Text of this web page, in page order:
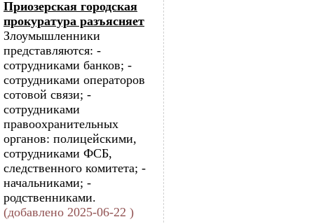
Приозерская городская
прокуратура разъясняет
Злоумышленники
представляются: -
сотрудниками банков; -
сотрудниками операторов
сотовой связи; -
сотрудниками
правоохранительных
органов: полицейскими,
сотрудниками ФСБ,
следственного комитета; -
начальниками; -
родственниками.
(добавлено 2025-06-22 )